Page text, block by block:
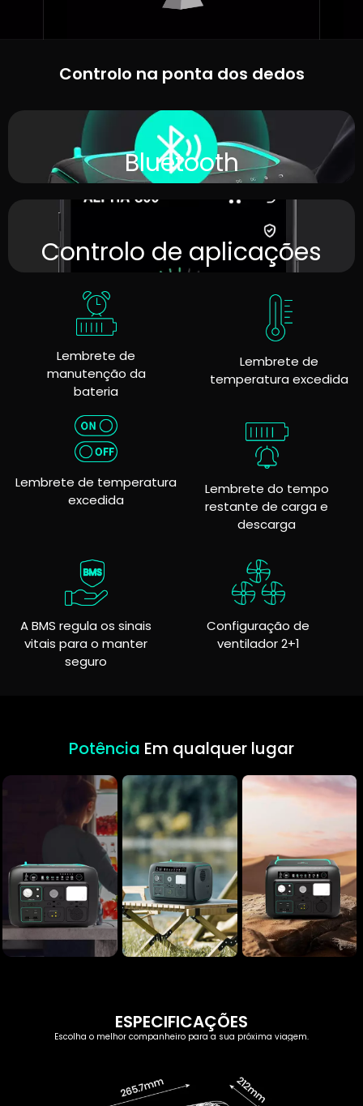
Controlo na ponta dos dedos
Bluetooth
Controlo de aplicações
Lembrete de
manutenção da
bateria
Lembrete de
temperatura excedida
Lembrete de temperatura
excedida
Lembrete do tempo
restante de carga e
descarga
A BMS regula os sinais
vitais para o manter
seguro
Configuração de
ventilador 2+1
Potência Em qualquer lugar
ESPECIFICAÇÕES
Escolha o melhor companheiro para a sua próxima viagem.